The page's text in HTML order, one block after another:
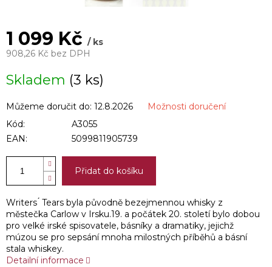
1 099 Kč/ ks
908,26 Kč bez DPH
cena:
Skladem (3 ks)
Můžeme doručit do: 12.8.2026
Možnosti doručení
Kód:
A3055
EAN:
5099811905739
Přidat do košíku
Writers ́ Tears byla původně bezejmennou whisky z
městečka Carlow v Irsku.19. a počátek 20. století bylo dobou
pro velké irské spisovatele, básníky a dramatiky, jejichž
múzou se pro sepsání mnoha milostných příběhů a básní
stala whiskey.
Detailní informace